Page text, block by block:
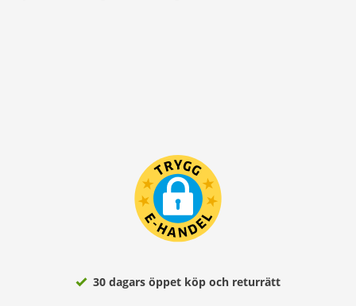
30 dagars öppet köp och returrätt